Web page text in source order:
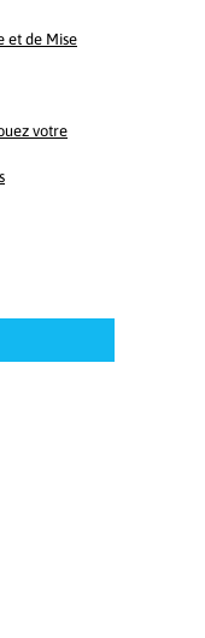
et de Mise
votre